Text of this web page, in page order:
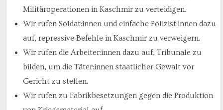
Militäroperationen in Kaschmir zu verteidigen.
Wir rufen Soldat:innen und einfache Polizist:innen dazu
auf, repressive Befehle in Kaschmir zu verweigern.
Wir rufen die Arbeiter:innen dazu auf, Tribunale zu
bilden, um die Täter:innen staatlicher Gewalt vor
Gericht zu stellen.
Wir rufen zu Fabrikbesetzungen gegen die Produktion